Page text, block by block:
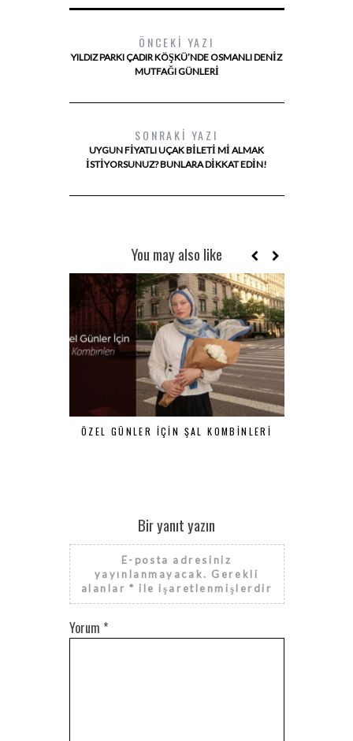
ÖNCEKI YAZI
YILDIZ PARKI ÇADIR KÖŞKÜ’NDE OSMANLI DENIZ
MUTFAĞI GÜNLERI
SONRAKI YAZI
UYGUN FIYATLI UÇAK BILETI MI ALMAK
İSTIYORSUNUZ? BUNLARA DIKKAT EDIN!
You may also like
ÖZEL GÜNLER İÇIN ŞAL KOMBINLERI
Bir yanıt yazın
E-posta adresiniz
yayınlanmayacak. Gerekli
alanlar* ile işaretlenmişlerdir
Yorum *